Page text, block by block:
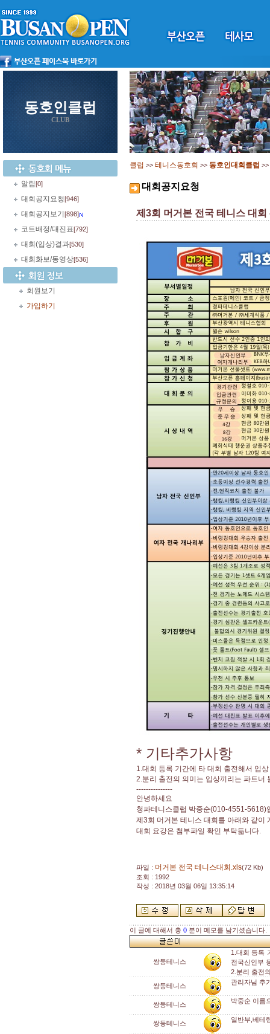
동호인클럽
CLUB
알림[0]
대회공지요청[946]
대회공지보기 [898]
코트배정/대진표[792]
대회(입상)결과[530]
대회화보/동영상[536]
회원보기
가입하기
클럽 >> 테니스동호회 >> 동호인대회클럽 >>
대회공지요청
제3회 머거본 전국 테니스 대회
* 기타추가사항
1.대회 등록 기간에 타 대회 출전해서 입
2.분리 출전의 의미는 입상끼리는 파트너
---------------
안녕하세요
청파테니스클럽 박중순(010-4551-5618)
제3회 머거본 테니스 대회를 아래와 같이
대회 요강은 첨부파일 확인 부탁듧니다.
파일 : 머거본 전국 테니스대회.xls(72 Kb)
조회 : 1992
작성 : 2018년 03월 06일 13:35:14
이 글에 대해서 총 0 분이 메모를 남기셨습니다.
쌍둥테니스
1.대회 등록
전국신인부
2.분리 출전
쌍둥테니스
관리자님 추
쌍둥테니스 박중순 이름
쌍둥테니스 일반부,베테